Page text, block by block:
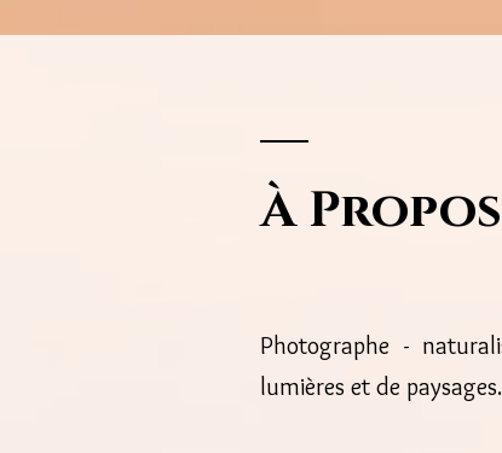
À
Photographe -
lumières et de paysages.